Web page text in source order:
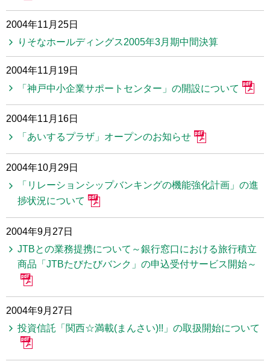
2004年11月25日
りそなホールディングス2005年3月期中間決算
2004年11月19日
「神戸中小企業サポートセンター」の開設について
2004年11月16日
「あいするプラザ」オープンのお知らせ
2004年10月29日
「リレーションシップバンキングの機能強化計画」の進
捗状況について
2004年9月27日
JTBとの業務提携について～銀行窓口における旅行積立
商品「JTBたびたびバンク」の申込受付サービス開始～
2004年9月27日
投資信託「関西☆満載(まんさい)!!」の取扱開始について